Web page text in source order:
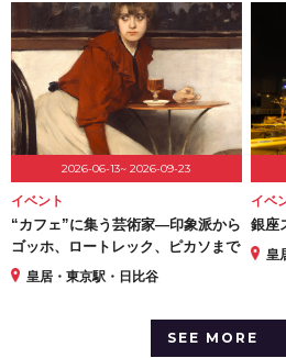
2026-06-13~ 2026-09-23
イベント
“カフェ”に集う芸術家―印象派から
ゴッホ、ロートレック、ピカソまで
皇居・東京駅・日比谷
イベ
銀座
皇
SEE MORE